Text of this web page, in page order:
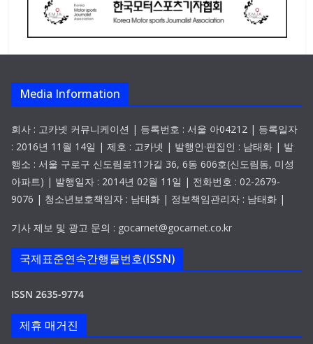
Media Information
회사 : 고카넷 커뮤니케이션 | 등록번호 : 서울 아04212 | 등록일자
: 2016년 11월 14일 | 제호 : 고카넷 | 발행인·편집인 : 남태화 | 발
행소 : 서울 구로구 신도림로11가길 36, 6동 606호(신도림동, 미성
아파트) | 발행일자 : 2014년 02월 11일 | 전화번호 : 02-2679-
9076 | 청소년보호책임자 : 남태화 | 정보책임관리자 : 남태화 |
기사 제보 및 광고 문의 : gocarnet@gocarnet.co.kr
국제표준연속간행물번호(ISSN)
ISSN 2635-9774
제휴 매거진